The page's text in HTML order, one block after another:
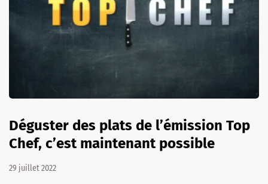
Déguster des plats de l’émission Top
Chef, c’est maintenant possible
29 juillet 2022